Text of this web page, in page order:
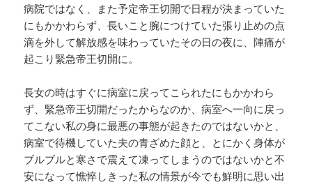
病院ではなく、また予定帝王切開で日程が決まっていた
にもかかわらず、長いこと腕につけていた張り止めの点
滴を外して解放感を味わっていたその日の夜に、陣痛が
起こり緊急帝王切開に。
長女の時はすぐに病室に戻ってこられたにもかかわら
ず、緊急帝王切開だったからなのか、病室へ一向に戻っ
てこない私の身に最悪の事態が起きたのではないかと、
病室で待機していた夫の青ざめた顔と、とにかく身体が
ブルブルと寒さで震えて凍ってしまうのではないかと不
安になって憔悴しきった私の情景が今でも鮮明に思い出